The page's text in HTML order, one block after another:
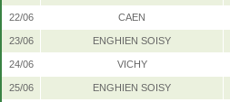
22/06 CAEN
23/06 ENGHIEN SOISY
24/06 VICHY
25/06 ENGHIEN SOISY